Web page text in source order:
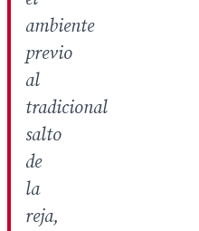
ambiente
previo
al
tradicional
salto
de
la
reja,